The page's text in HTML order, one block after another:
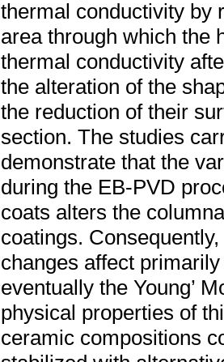
thermal conductivity by
area through which the
thermal conductivity
the alteration of the
the reduction of their
section. The studies
demonstrate that the
during the EB-PVD
coats alters the
coatings.
changes affect
eventually the Young’
physical properties of
ceramic compositions